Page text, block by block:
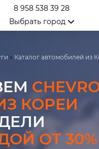
8 958 538 39 28
Выбрать город
» Каталог автомобилей из
КОРЕИ
ОТ 30%